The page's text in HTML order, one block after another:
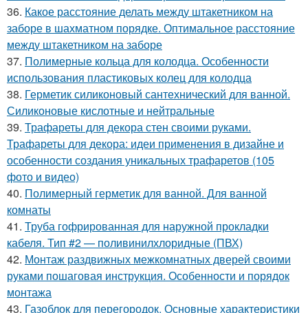
36. Какое расстояние делать между штакетником на
заборе в шахматном порядке. Оптимальное расстояние
между штакетником на заборе
37. Полимерные кольца для колодца. Особенности
использования пластиковых колец для колодца
38. Герметик силиконовый сантехнический для ванной.
Силиконовые кислотные и нейтральные
39. Трафареты для декора стен своими руками.
Трафареты для декора: идеи применения в дизайне и
особенности создания уникальных трафаретов (105
фото и видео)
40. Полимерный герметик для ванной. Для ванной
комнаты
41. Труба гофрированная для наружной прокладки
кабеля. Тип #2 — поливинилхлоридные (ПВХ)
42. Монтаж раздвижных межкомнатных дверей своими
руками пошаговая инструкция. Особенности и порядок
монтажа
43. Газоблок для перегородок. Основные характеристики